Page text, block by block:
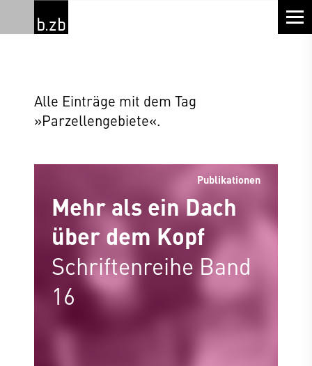
Alle Einträge mit dem Tag
»Parzellengebiete«.
Publikationen
Mehr als ein Dach
über dem Kopf
Schriftenreihe Band
16